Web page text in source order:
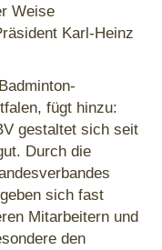
Weise
Karl-Heinz
fügt hinzu:
gestaltet sich seit
Durch die
sich fast
Mitarbeitern und
den